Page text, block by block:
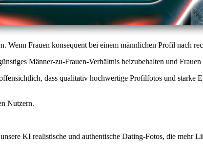
Frauen konsequent bei einem männlichen Profil nach
Männer-zu-Frauen-Verhältnis beizubehalten und
dass qualitativ hochwertige Profilfotos und starke
Nutzern.
KI realistische und authentische Dating-Fotos, die mehr